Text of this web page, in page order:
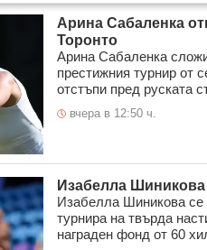
Арина Сабаленка
Торонто
Арина Сабаленка
престижния турнир от
отстъпи пред руската
вчера в 12:50 ч.
Изабелла
Изабелла Шиникова се
турнира на твърда
награден фонд от 60